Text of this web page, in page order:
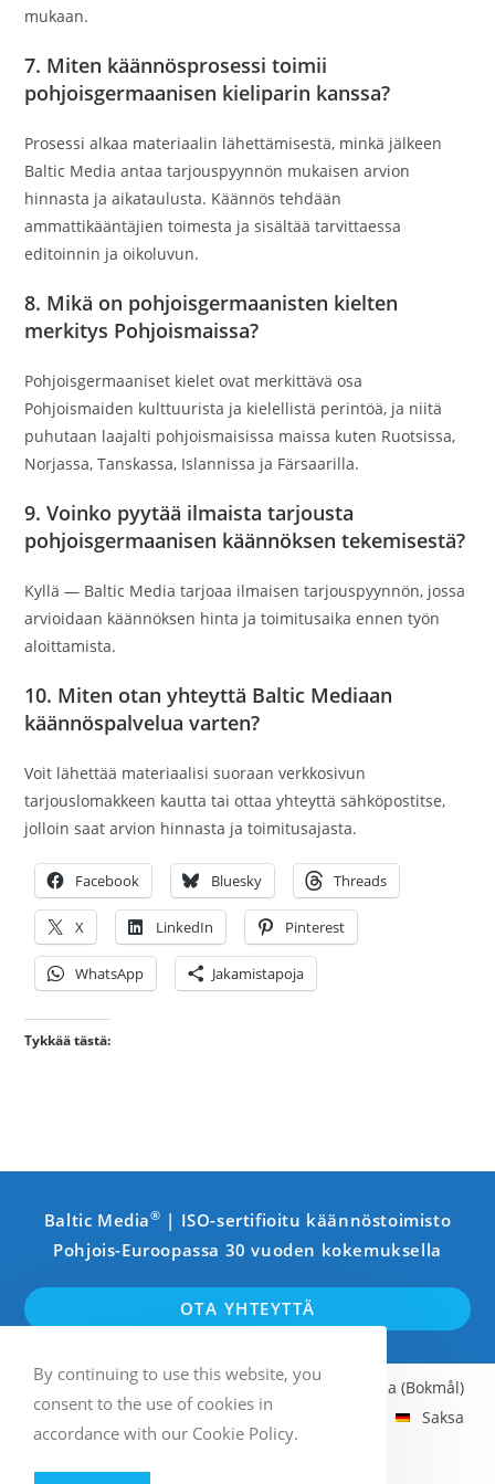
mukaan.
7. Miten käännösprosessi toimii
pohjoisgermaanisen kieliparin kanssa?
Prosessi alkaa materiaalin lähettämisestä, minkä jälkeen
Baltic Media antaa tarjouspyynnön mukaisen arvion
hinnasta ja aikataulusta. Käännös tehdään
ammattikääntäjien toimesta ja sisältää tarvittaessa
editoinnin ja oikoluvun.
8. Mikä on pohjoisgermaanisten kielten
merkitys Pohjoismaissa?
Pohjoisgermaaniset kielet ovat merkittävä osa
Pohjoismaiden kulttuurista ja kielellistä perintöä, ja niitä
puhutaan laajalti pohjoismaisissa maissa kuten Ruotsissa,
Norjassa, Tanskassa, Islannissa ja Färsaarilla.
9. Voinko pyytää ilmaista tarjousta
pohjoisgermaanisen käännöksen tekemisestä?
Kyllä — Baltic Media tarjoaa ilmaisen tarjouspyynnön, jossa
arvioidaan käännöksen hinta ja toimitusaika ennen työn
aloittamista.
10. Miten otan yhteyttä Baltic Mediaan
käännöspalvelua varten?
Voit lähettää materiaalisi suoraan verkkosivun
tarjouslomakkeen kautta tai ottaa yhteyttä sähköpostitse,
jolloin saat arvion hinnasta ja toimitusajasta.
Facebook Bluesky Threads
X LinkedIn Pinterest
WhatsApp Jakamistapoja
Tykkää tästä:
Baltic Media® | ISO-sertifioitu käännöstoimisto
Pohjois-Euroopassa 30 vuoden kokemuksella
OTA YHTEYTTÄ
Englanti Ruotsi Suomi
Norja (Bokmål)
Latvia
Viro Liettua
Saksa
By continuing to use this website, you
consent to the use of cookies in
accordance with our Cookie Policy.